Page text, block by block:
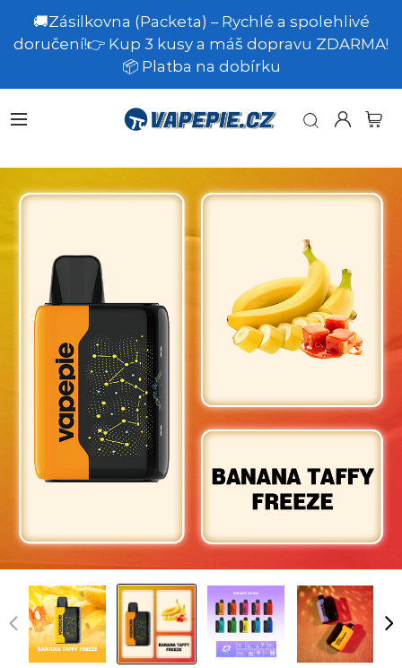
🚚Zásilkovna (Packeta) – Rychlé a spolehlivé
doručení!👉 Kup 3 kusy a máš dopravu ZDARMA!
📦 Platba na dobírku